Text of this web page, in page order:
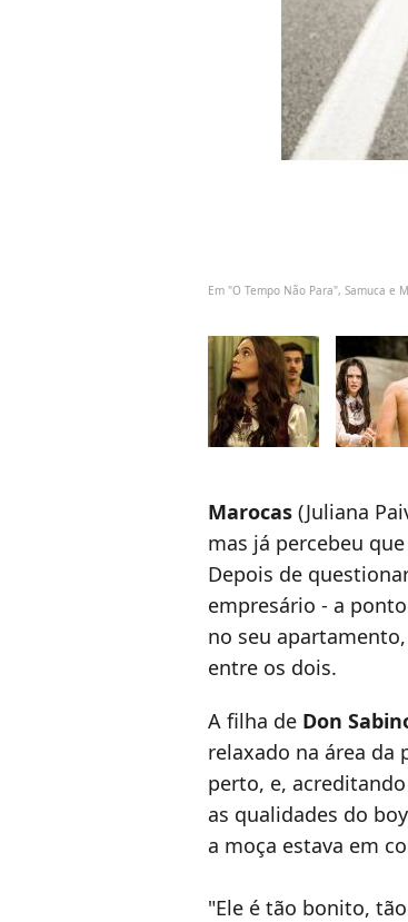
Em "O Tempo Não Para", Samuca
Marocas (Juliana
mas já percebeu que
Depois de
empresário - a
no seu
entre os dois.
A filha de Don
relaxado na área da
perto, e,
as qualidades do
a moça estava em
"Ele é tão bonito,